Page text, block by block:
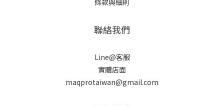
條款與細則
聯絡我們
Line@客服
實體店面
maqprotaiwan@gmail.com